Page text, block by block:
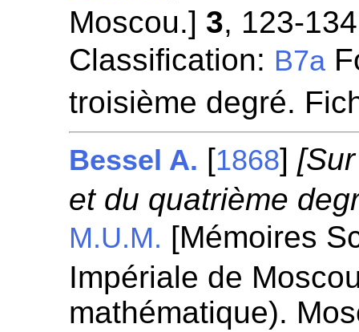
Moscou.] 3, 123-
Classification: B7a
troisième degré.
Bessel A. [1868]
et du quatrième
M.U.M. [Mémoires
Impériale de
mathématique).